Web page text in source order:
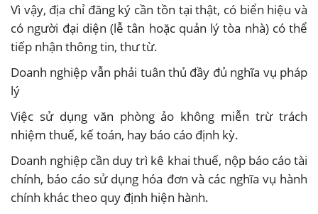
Vì vậy, địa chỉ đăng ký cần tồn tại thật, có biển hiệu và
có người đại diện (lễ tân hoặc quản lý tòa nhà) có thể
tiếp nhận thông tin, thư từ.
Doanh nghiệp vẫn phải tuân thủ đầy đủ nghĩa vụ pháp
lý
Việc sử dụng văn phòng ảo không miễn trừ trách
nhiệm thuế, kế toán, hay báo cáo định kỳ.
Doanh nghiệp cần duy trì kê khai thuế, nộp báo cáo tài
chính, báo cáo sử dụng hóa đơn và các nghĩa vụ hành
chính khác theo quy định hiện hành.